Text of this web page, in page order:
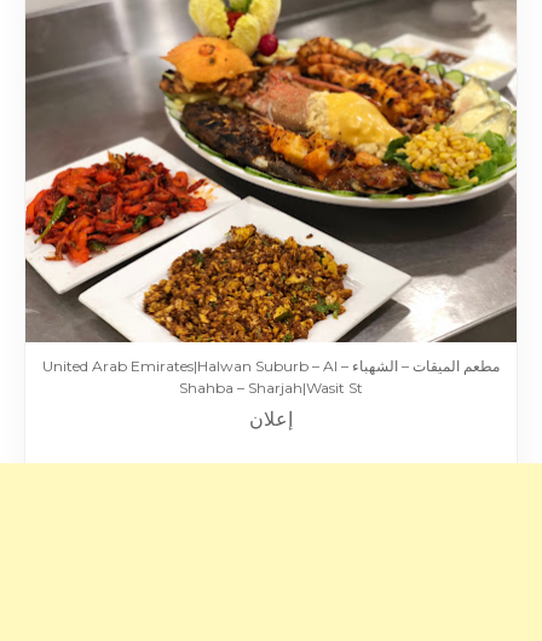
مطعم الميقات – الشهباء – United Arab Emirates|Halwan Suburb – Al
Shahba – Sharjah|Wasit St
إعلان